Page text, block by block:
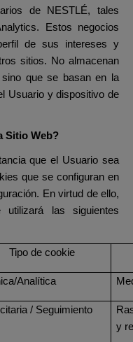
de NESTLÉ, tales
Estos negocios
de sus intereses y
sitios. No almacenan
sino que se basan en la
Usuario y dispositivo de
Sitio Web?
que el Usuario sea
que se configuran en
En virtud de ello,
las siguientes
Tipo de cookie
Analítica
/ Seguimiento
y